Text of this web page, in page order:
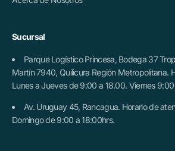
Sucursal
Parque Logístico Princesa, Bodega 37
Martín 7940, Quilicura Región Metropolitana.
Lunes a Jueves de 9:00 a 18.00. Viernes 9:00
Av. Uruguay 45, Rancagua. Horario de
Domingo de 9:00 a 18:00hrs.